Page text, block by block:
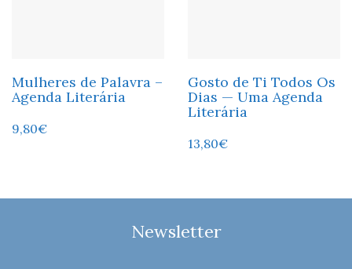
Mulheres de Palavra –
Agenda Literária
9,80€
Gosto de Ti Todos Os
Dias — Uma Agenda
Literária
13,80€
Newsletter